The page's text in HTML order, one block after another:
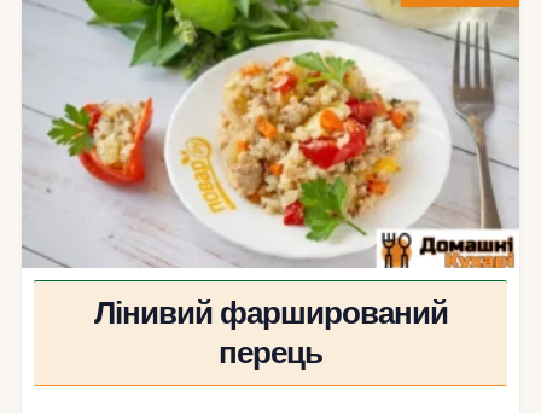
Лінивий фарширований
перець